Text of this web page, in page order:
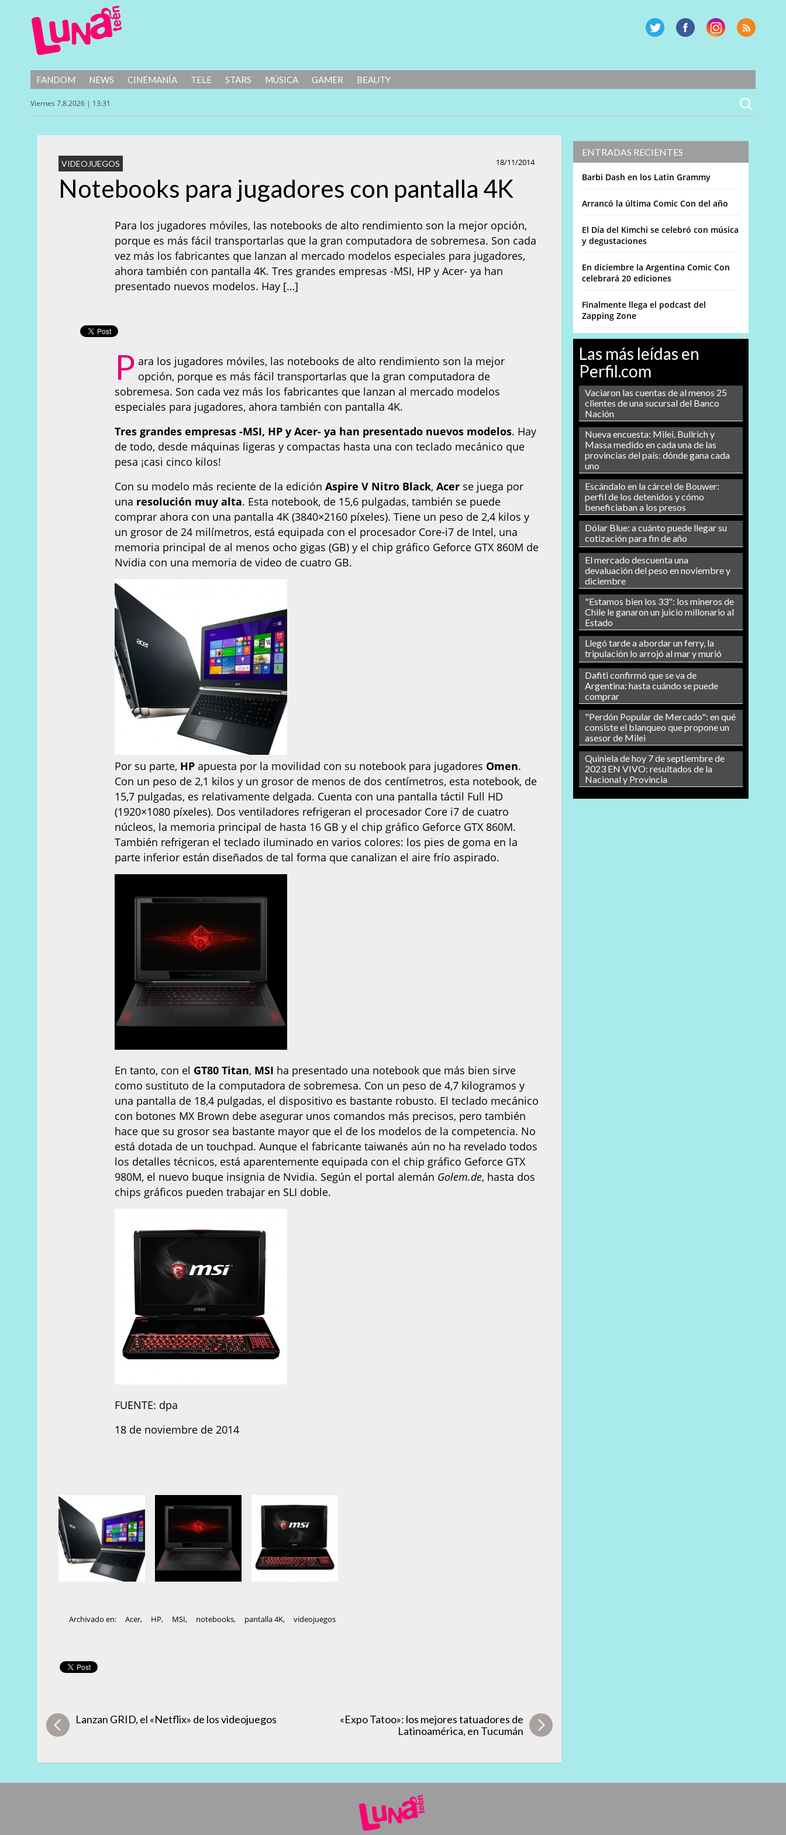
FANDOM NEWS CINEMANÍA TELE STARS MÚSICA GAMER BEAUTY
Viernes 7.8.2026 | 13:31
ENTRADAS RECIENTES
Barbi Dash en los Latin Grammy
Arrancó la última Comic Con del año
El Día del Kimchi se celebró con música
y degustaciones
En diciembre la Argentina Comic Con
celebrará 20 ediciones
Finalmente llega el podcast del
Zapping Zone
Las más leídas en
Perfil.com
Vaciaron las cuentas de al menos 25
clientes de una sucursal del Banco
Nación
Nueva encuesta: Milei, Bullrich y
Massa medido en cada una de las
provincias del país: dónde gana cada
uno
Escándalo en la cárcel de Bouwer:
perfil de los detenidos y cómo
beneficiaban a los presos
Dólar Blue: a cuánto puede llegar su
cotización para fin de año
El mercado descuenta una
devaluación del peso en noviembre y
diciembre
"Estamos bien los 33": los mineros de
Chile le ganaron un juicio millonario al
Estado
Llegó tarde a abordar un ferry, la
tripulación lo arrojó al mar y murió
Dafiti confirmó que se va de
Argentina: hasta cuándo se puede
comprar
"Perdón Popular de Mercado": en qué
consiste el blanqueo que propone un
asesor de Milei
Quiniela de hoy 7 de septiembre de
2023 EN VIVO: resultados de la
Nacional y Provincia
18/11/2014
VIDEOJUEGOS
Notebooks para jugadores con pantalla 4K
Para los jugadores móviles, las notebooks de alto rendimiento son la mejor opción,
porque es más fácil transportarlas que la gran computadora de sobremesa. Son cada
vez más los fabricantes que lanzan al mercado modelos especiales para jugadores,
ahora también con pantalla 4K. Tres grandes empresas -MSI, HP y Acer- ya han
presentado nuevos modelos. Hay […]
P ara los jugadores móviles, las notebooks de alto rendimiento son la mejor
opción, porque es más fácil transportarlas que la gran computadora de
sobremesa. Son cada vez más los fabricantes que lanzan al mercado modelos
especiales para jugadores, ahora también con pantalla 4K.
Tres grandes empresas -MSI, HP y Acer- ya han presentado nuevos modelos. Hay
de todo, desde máquinas ligeras y compactas hasta una con teclado mecánico que
pesa ¡casi cinco kilos!
Con su modelo más reciente de la ediciónAspire V Nitro Black,Acer se juega por
una resolución muy alta. Esta notebook, de 15,6 pulgadas, también se puede
comprar ahora con una pantalla 4K (3840×2160 píxeles). Tiene un peso de 2,4 kilos y
un grosor de 24 milímetros, está equipada con el procesador Core-i7 de Intel, una
memoria principal de al menos ocho gigas (GB) y el chip gráfico Geforce GTX 860M de
Nvidia con una memoria de video de cuatro GB.
Por su parte, HP apuesta por la movilidad con su notebook para jugadores Omen.
Con un peso de 2,1 kilos y un grosor de menos de dos centímetros, esta notebook, de
15,7 pulgadas, es relativamente delgada. Cuenta con una pantalla táctil Full HD
(1920×1080 píxeles). Dos ventiladores refrigeran el procesador Core i7 de cuatro
núcleos, la memoria principal de hasta 16 GB y el chip gráfico Geforce GTX 860M.
También refrigeran el teclado iluminado en varios colores: los pies de goma en la
parte inferior están diseñados de tal forma que canalizan el aire frío aspirado.
En tanto, con el GT80 Titan, MSI ha presentado una notebook que más bien sirve
como sustituto de la computadora de sobremesa. Con un peso de 4,7 kilogramos y
una pantalla de 18,4 pulgadas, el dispositivo es bastante robusto. El teclado mecánico
con botones MX Brown debe asegurar unos comandos más precisos, pero también
hace que su grosor sea bastante mayor que el de los modelos de la competencia. No
está dotada de un touchpad. Aunque el fabricante taiwanés aún no ha revelado todos
los detalles técnicos, está aparentemente equipada con el chip gráfico Geforce GTX
980M, el nuevo buque insignia de Nvidia. Según el portal alemán Golem.de, hasta dos
chips gráficos pueden trabajar en SLI doble.
FUENTE: dpa
18 de noviembre de 2014
Archivado en: Acer, HP, MSI, notebooks, pantalla 4K, videojuegos
Lanzan GRID, el «Netflix» de los videojuegos
«Expo Tatoo»: los mejores tatuadores de
Latinoamérica, en Tucumán